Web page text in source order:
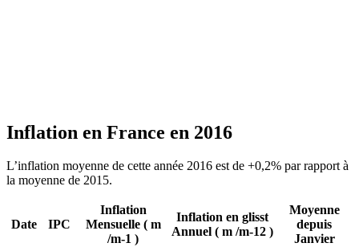
Inflation en France en 2016
L’inflation moyenne de cette année 2016 est de +0,2% par rapport à
la moyenne de 2015.
Date IPC
Inflation
Mensuelle ( m
/m-1 )
Inflation en glisst
Annuel ( m /m-12 )
Moyenne
depuis
Janvier